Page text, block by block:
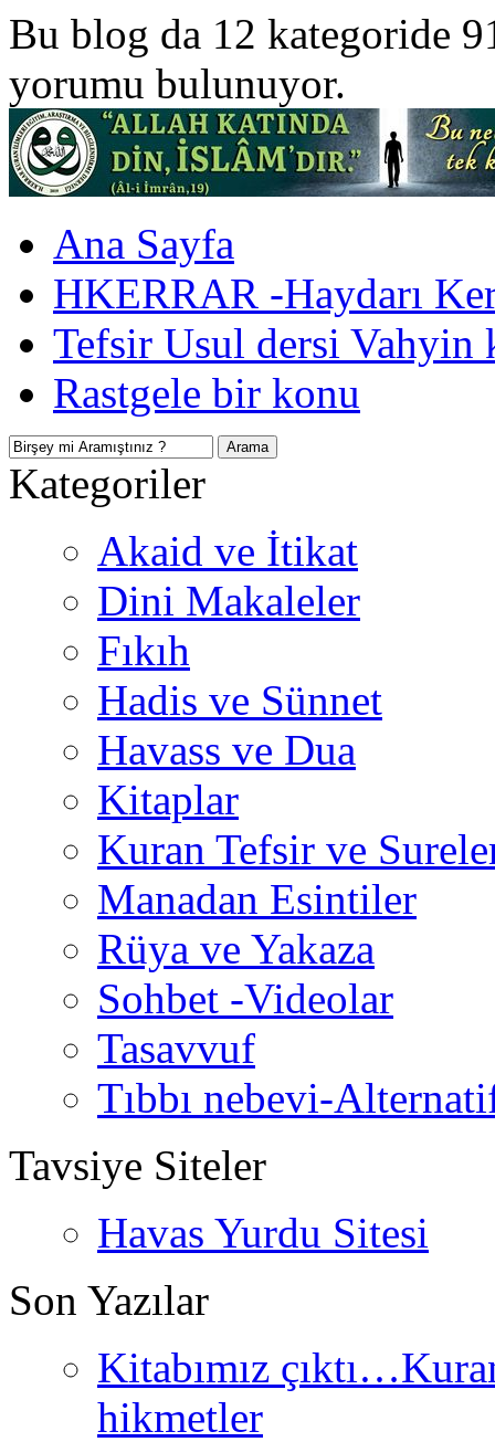
Bu blog da 12 kategoride
yorumu bulunuyor.
Ana Sayfa
HKERRAR -Haydarı
Tefsir Usul dersi Vahyin
Rastgele bir konu
Kategoriler
Akaid ve İtikat
Dini Makaleler
Fıkıh
Hadis ve Sünnet
Havass ve Dua
Kitaplar
Kuran Tefsir ve
Manadan Esintiler
Rüya ve Yakaza
Sohbet -Videolar
Tasavvuf
Tıbbı nebevi-
Tavsiye Siteler
Havas Yurdu Sitesi
Son Yazılar
Kitabımız
hikmetler